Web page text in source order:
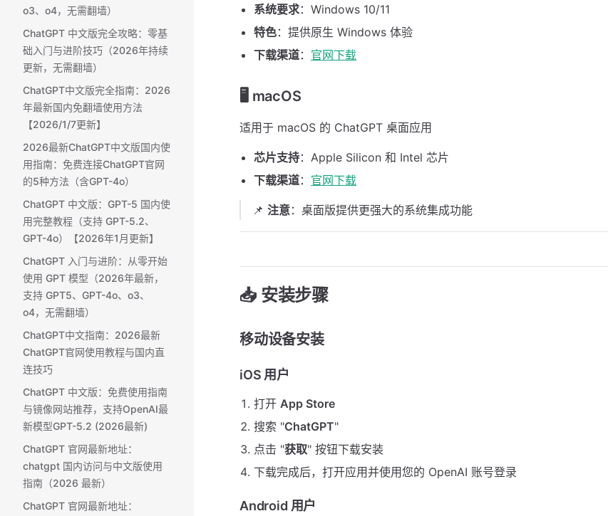
o3、o4，无需翻墙）
ChatGPT 中文版完全攻略：零基
础入门与进阶技巧（2026年持续
更新，无需翻墙）
ChatGPT中文版完全指南：2026
年最新国内免翻墙使用方法
【2026/1/7更新】
2026最新ChatGPT中文版国内使
用指南：免费连接ChatGPT官网
的5种方法（含GPT-4o）
ChatGPT 中文版：GPT-5 国内使
用完整教程（支持 GPT-5.2、
GPT-4o）【2026年1月更新】
ChatGPT 入门与进阶：从零开始
使用 GPT 模型（2026年最新，
支持 GPT5、GPT-4o、o3、
o4，无需翻墙）
ChatGPT中文指南：2026最新
ChatGPT官网使用教程与国内直
连技巧
ChatGPT 中文版：免费使用指南
与镜像网站推荐，支持OpenAI最
新模型GPT-5.2 (2026最新)
ChatGPT 官网最新地址：
chatgpt 国内访问与中文版使用
指南（2026 最新）
ChatGPT 官网最新地址：
系统要求：Windows 10/11
特色：提供原生 Windows 体验
下载渠道： 官网下载
🖥️ macOS
适用于 macOS 的 ChatGPT 桌面应用
芯片支持：Apple Silicon 和 Intel 芯片
下载渠道： 官网下载
📌 注意：桌面版提供更强大的系统集成功能
📥 安装步骤
移动设备安装
iOS 用户
打开 App Store
搜索 "ChatGPT"
点击 "获取" 按钮下载安装
下载完成后，打开应用并使用您的 OpenAI 账号登录
Android 用户